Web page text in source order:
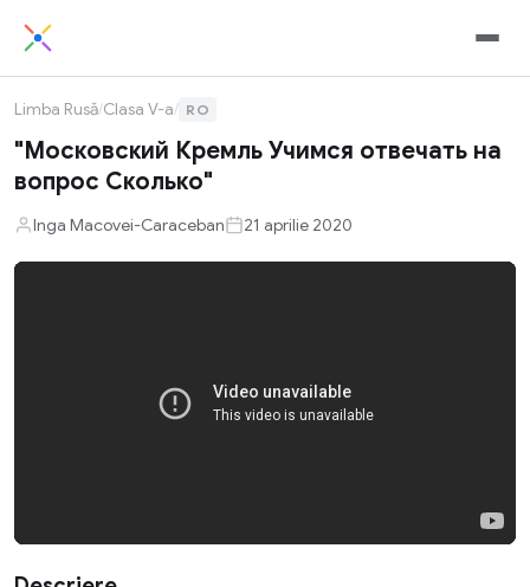
Limba Rusă/Clasa V-a/ RO
"Московский Кремль Учимся отвечать на
вопрос Сколько"
Inga Macovei-Caraceban 21 aprilie 2020